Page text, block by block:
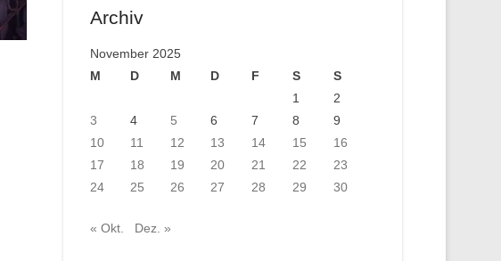
Archiv
November 2025
M
D M D F S
S
1
2
3
4 5 6 7 8
9
10
11 12 13 14 15
16
17
18 19 20 21 22
23
24
25 26 27 28 29 30
« Okt. Dez. »